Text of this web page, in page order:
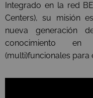
Integrado en la red
Centers), su misión
nueva generación
conocimiento en
(multi)funcionales para